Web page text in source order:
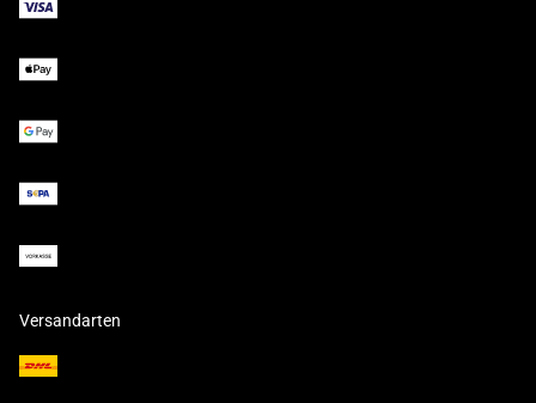
Versandarten